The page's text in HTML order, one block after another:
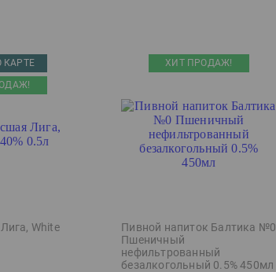
КАРТЕ
White
ХИТ ПРОДАЖ!
Пивной напиток Балтика №0
Пшеничный
нефильтрованный
безалкогольный 0.5% 450мл